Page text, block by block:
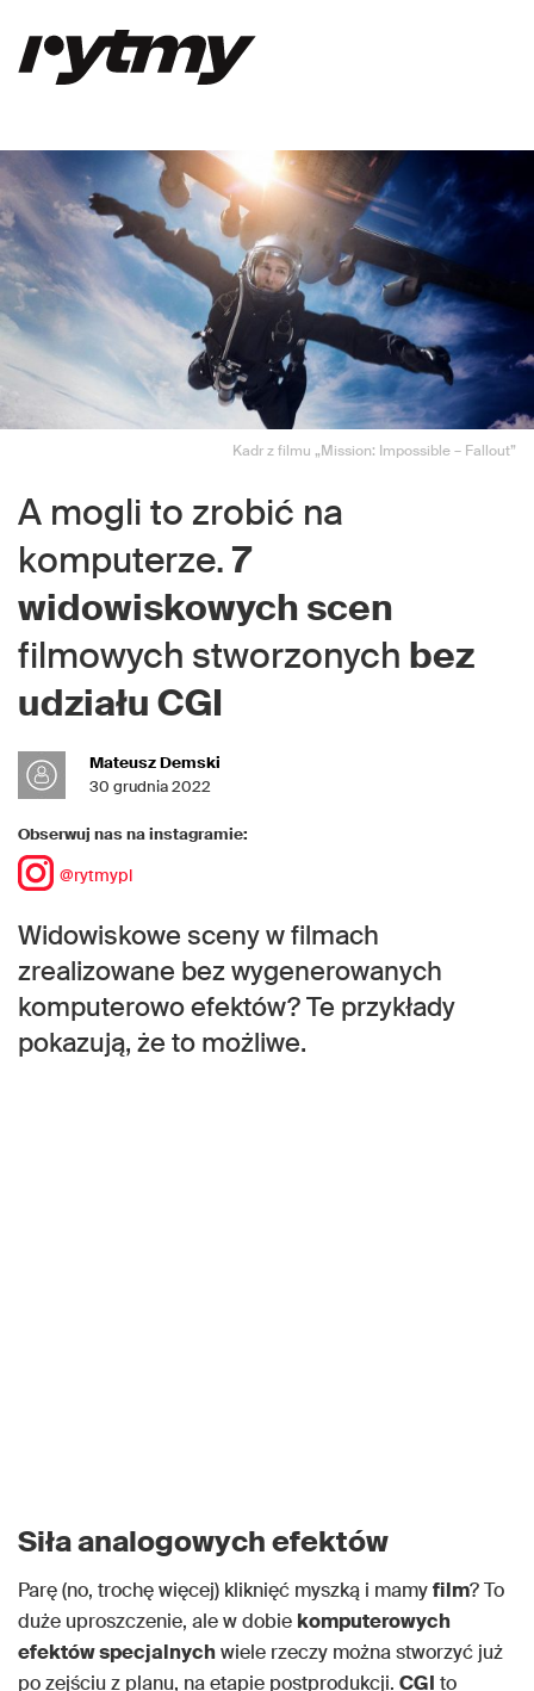
Kadr z filmu „Mission: Impossible – Fallout”
A mogli to zrobić na
komputerze. 7
widowiskowych scen
filmowych stworzonych bez
udziału CGI
Mateusz Demski
30 grudnia 2022
Obserwuj nas na instagramie:
@rytmypl
Widowiskowe sceny w filmach
zrealizowane bez wygenerowanych
komputerowo efektów? Te przykłady
pokazują, że to możliwe.
Siła analogowych efektów
Parę (no, trochę więcej) kliknięć myszką i mamyfilm? To
duże uproszczenie, ale w dobie komputerowych
efektów specjalnychwiele rzeczy można stworzyć już
po zejściu z planu, na etapie postprodukcji. CGI to